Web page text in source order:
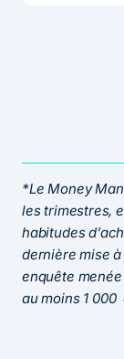
*Le Money
les trimestres,
habitudes
dernière mise
enquête
au moins 1